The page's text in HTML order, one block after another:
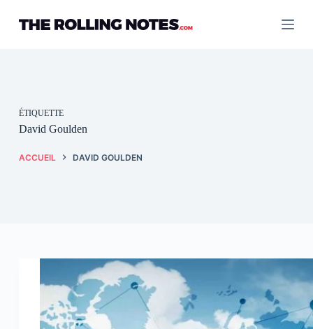
contenu
ÉTIQUETTE
David Goulden
ACCUEIL DAVID GOULDEN